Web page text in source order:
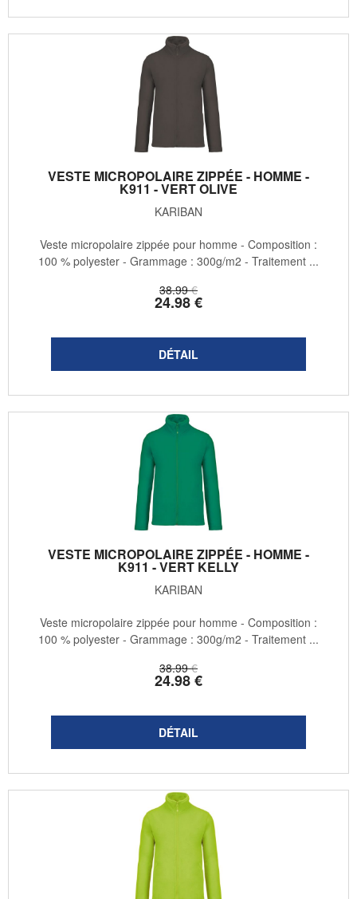
VESTE MICROPOLAIRE ZIPPÉE - HOMME -
K911 - VERT OLIVE
KARIBAN
38.99 €
24.98€
Veste micropolaire zippée pour homme - Composition :
100 % polyester - Grammage : 300g/m2 - Traitement ...
VESTE MICROPOLAIRE ZIPPÉE - HOMME -
K911 - VERT KELLY
KARIBAN
38.99 €
24.98€
Veste micropolaire zippée pour homme - Composition :
100 % polyester - Grammage : 300g/m2 - Traitement ...